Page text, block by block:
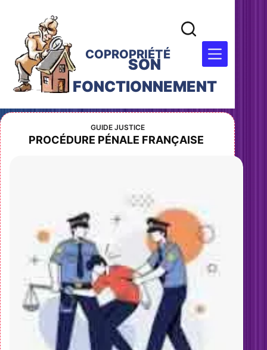
COPROPRIÉTÉ
SON
FONCTIONNEMENT
GUIDE JUSTICE
PROCÉDURE PÉNALE FRANÇAISE